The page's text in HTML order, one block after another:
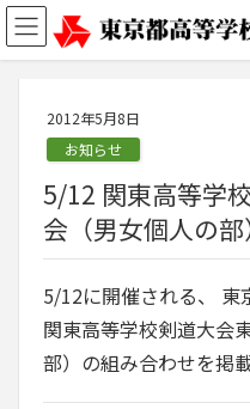
2012年5月8日
お知らせ
5/12 関東高等学
会（男女個人の
5/12に開催される、 東
関東高等学校剣道大会
部）の組み合わせを掲